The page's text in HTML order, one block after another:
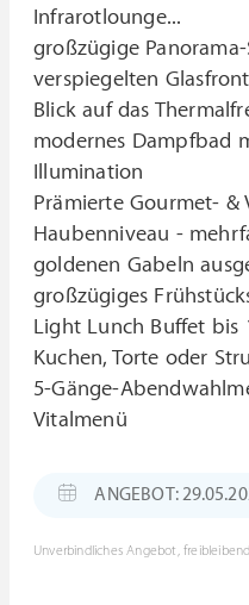
Infrarotlounge...
großzügige
verspiegelten
Blick auf das
modernes Dampfbad
Illumination
Prämierte Gourmet- &
Haubenniveau -
goldenen Gabeln
großzügiges
Light Lunch Buffet bis
Kuchen, Torte oder
5-Gänge-
Vitalmenü
ANGEBOT:
Unverbindliches Angebot,